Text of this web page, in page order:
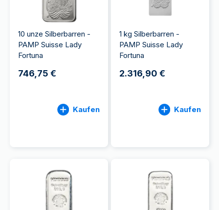
10 unze Silberbarren -
PAMP Suisse Lady
Fortuna
746,75 €
Kaufen
1 kg Silberbarren -
PAMP Suisse Lady
Fortuna
2.316,90 €
Kaufen